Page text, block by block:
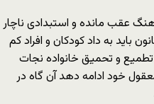
عقب مانده و استبدادى ناچار
باید به داد کودکان و افراد کم
و تحمیق خانواده نجات
خود ادامه دهد آن گاه در